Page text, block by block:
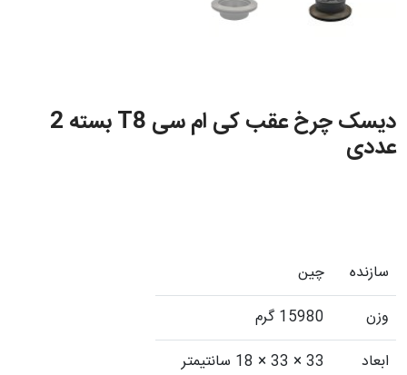
دیسک چرخ عقب کی ام سی T8 بسته 2
عددی
سازنده
چین
وزن
15980 گرم
ابعاد
33 × 33 × 18 سانتیمتر